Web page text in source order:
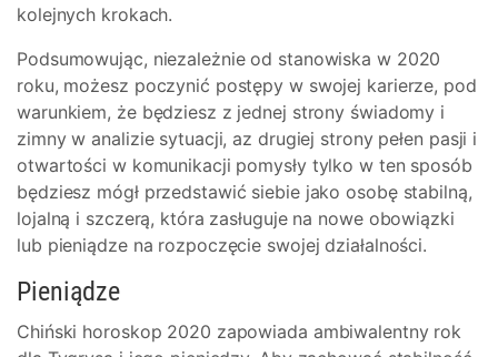
kolejnych krokach.
Podsumowując, niezależnie od stanowiska w 2020
roku, możesz poczynić postępy w swojej karierze, pod
warunkiem, że będziesz z jednej strony świadomy i
zimny w analizie sytuacji, az drugiej strony pełen pasji i
otwartości w komunikacji pomysły tylko w ten sposób
będziesz mógł przedstawić siebie jako osobę stabilną,
lojalną i szczerą, która zasługuje na nowe obowiązki
lub pieniądze na rozpoczęcie swojej działalności.
Pieniądze
Chiński horoskop 2020 zapowiada ambiwalentny rok